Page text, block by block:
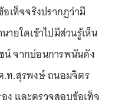
เท็จจริงปรากฏว่ามี
ยใดเข้าไปมีส่วนรู้เห็น
น์ จากบ่อนการพนันดัง
.ท.สุรพงษ์ ถนอมจิตร
และตรวจสอบข้อเท็จ